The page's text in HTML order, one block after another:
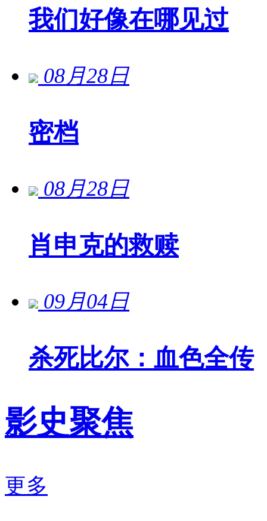
我们好像在哪见过
08月28日
密档
08月28日
肖申克的救赎
09月04日
杀死比尔：血色全传
影史聚焦
更多